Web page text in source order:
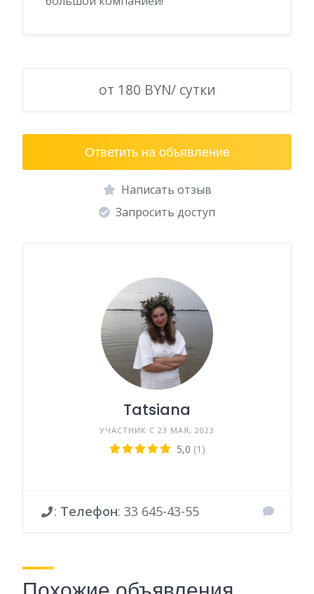
от 180 BYN/ сутки
Ответить на объявление
Написать отзыв
Запросить доступ
Tatsiana
УЧАСТНИК С 23 МАЯ, 2023
5,0 (1)
: Телефон: 33 645-43-55